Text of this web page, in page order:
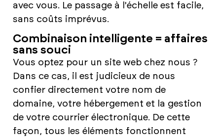
avec vous. Le passage à l'échelle est facile,
sans coûts imprévus.
Combinaison intelligente = affaires
sans souci
Vous optez pour un site web chez nous ?
Dans ce cas, il est judicieux de nous
confier directement votre nom de
domaine, votre hébergement et la gestion
de votre courrier électronique. De cette
façon, tous les éléments fonctionnent